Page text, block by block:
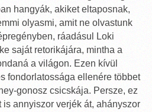
hangyák, akiket eltaposnak,
olyasmi, amit ne olvastunk
ráadásul Loki
saját retorikájára, mintha a
a világon. Ezen kívül
fondorlatossága ellenére többet
gonosz csicskája. Persze, ez
annyiszor verjék át, ahányszor